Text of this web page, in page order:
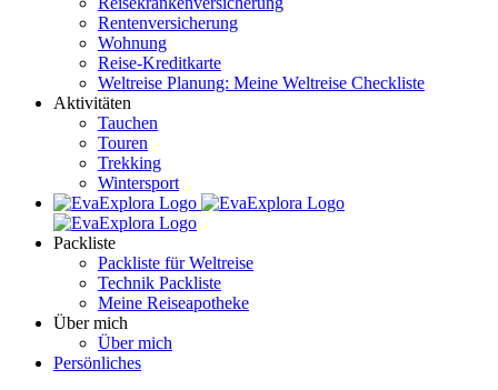
Rentenversicherung
Wohnung
Reise-Kreditkarte
Weltreise Planung: Meine Weltreise Checkliste
Aktivitäten
Tauchen
Touren
Trekking
Wintersport
Packliste
Packliste für Weltreise
Technik Packliste
Meine Reiseapotheke
Über mich
Über mich
Persönliches